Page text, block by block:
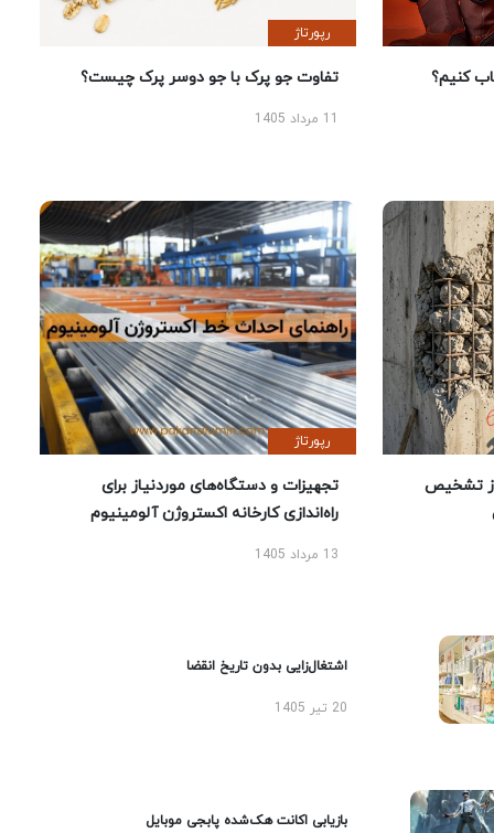
کنیم؟
رپورتاژ
تفاوت جو پرک با جو دوسر پرک چیست؟
تشخیص
رپورتاژ
تجهیزات و دستگاه‌های موردنیاز برای
راه‌اندازی کارخانه اکستروژن آلومینیوم
13 مرداد 1405
اشتغال‌زایی بدون تاریخ انقضا
20 تیر 1405
بازیابی اکانت هک‌شده پابجی موبایل